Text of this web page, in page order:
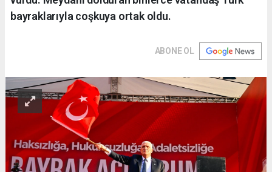
bayraklarıyla coşkuya ortak oldu.
ABONE OL